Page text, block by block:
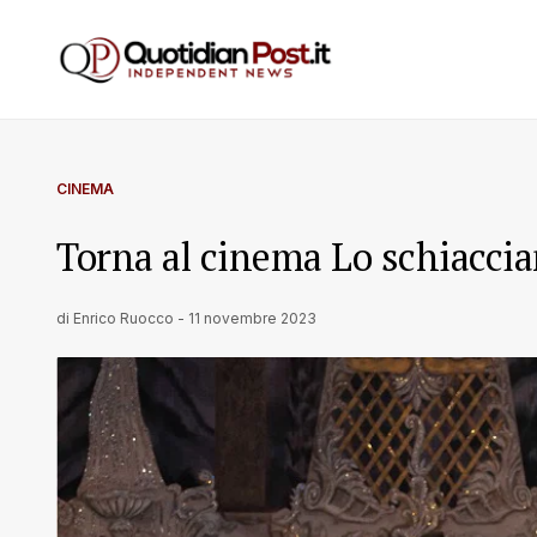
CINEMA
Torna al cinema Lo
di Enrico Ruocco - 11 novembre 2023